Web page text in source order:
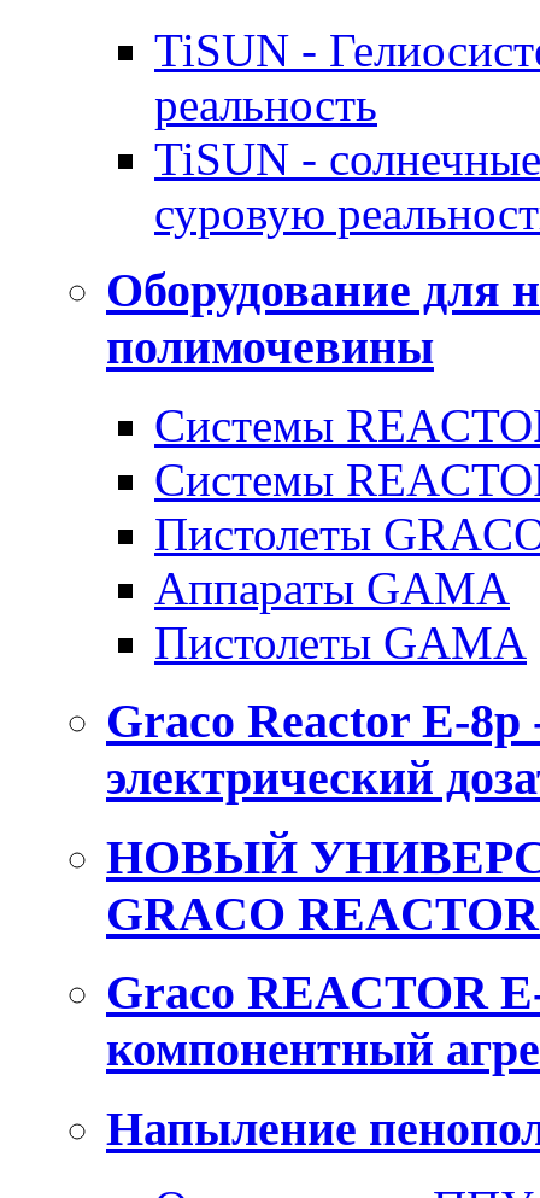
TiSUN -
реальность
TiSUN -
суровую
Оборудование
полимочевины
Системы
Системы
Пистолеты
Аппараты GAMA
Пистолеты GAMA
Graco Reactor E-
электрический
НОВЫЙ
GRACO
Graco REACTOR
компонентный
Напыление